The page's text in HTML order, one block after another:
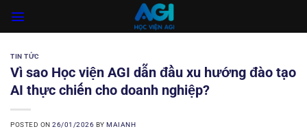
TIN TỨC
Vì sao Học viện AGI dẫn đầu xu hướng đào tạo
AI thực chiến cho doanh nghiệp?
POSTED ON26/01/2026 BYMAIANH